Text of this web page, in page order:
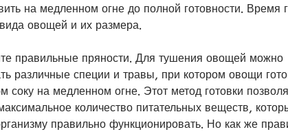
на медленном огне до полной готовности. Время
овощей и их размера.
правильные пряности. Для тушения овощей можно
различные специи и травы, при котором овощи
соку на медленном огне. Этот метод готовки
количество питательных веществ,
правильно функционировать. Но как же